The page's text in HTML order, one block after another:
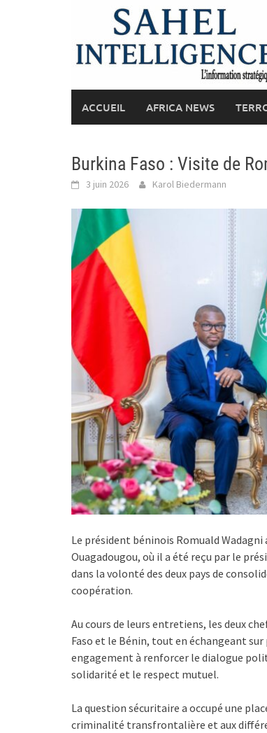
ACCUEIL AFRICA NEWS
Burkina Faso : Visite de
3 juin 2026 Karol Biedermann
Le président béninois Romuald
Ouagadougou, où il a été reçu par le
dans la volonté des deux pays de
coopération.
Au cours de leurs entretiens, les deux
Faso et le Bénin, tout en échangeant
engagement à renforcer le dialogue
solidarité et le respect mutuel.
La question sécuritaire a occupé une
criminalité transfrontalière et aux